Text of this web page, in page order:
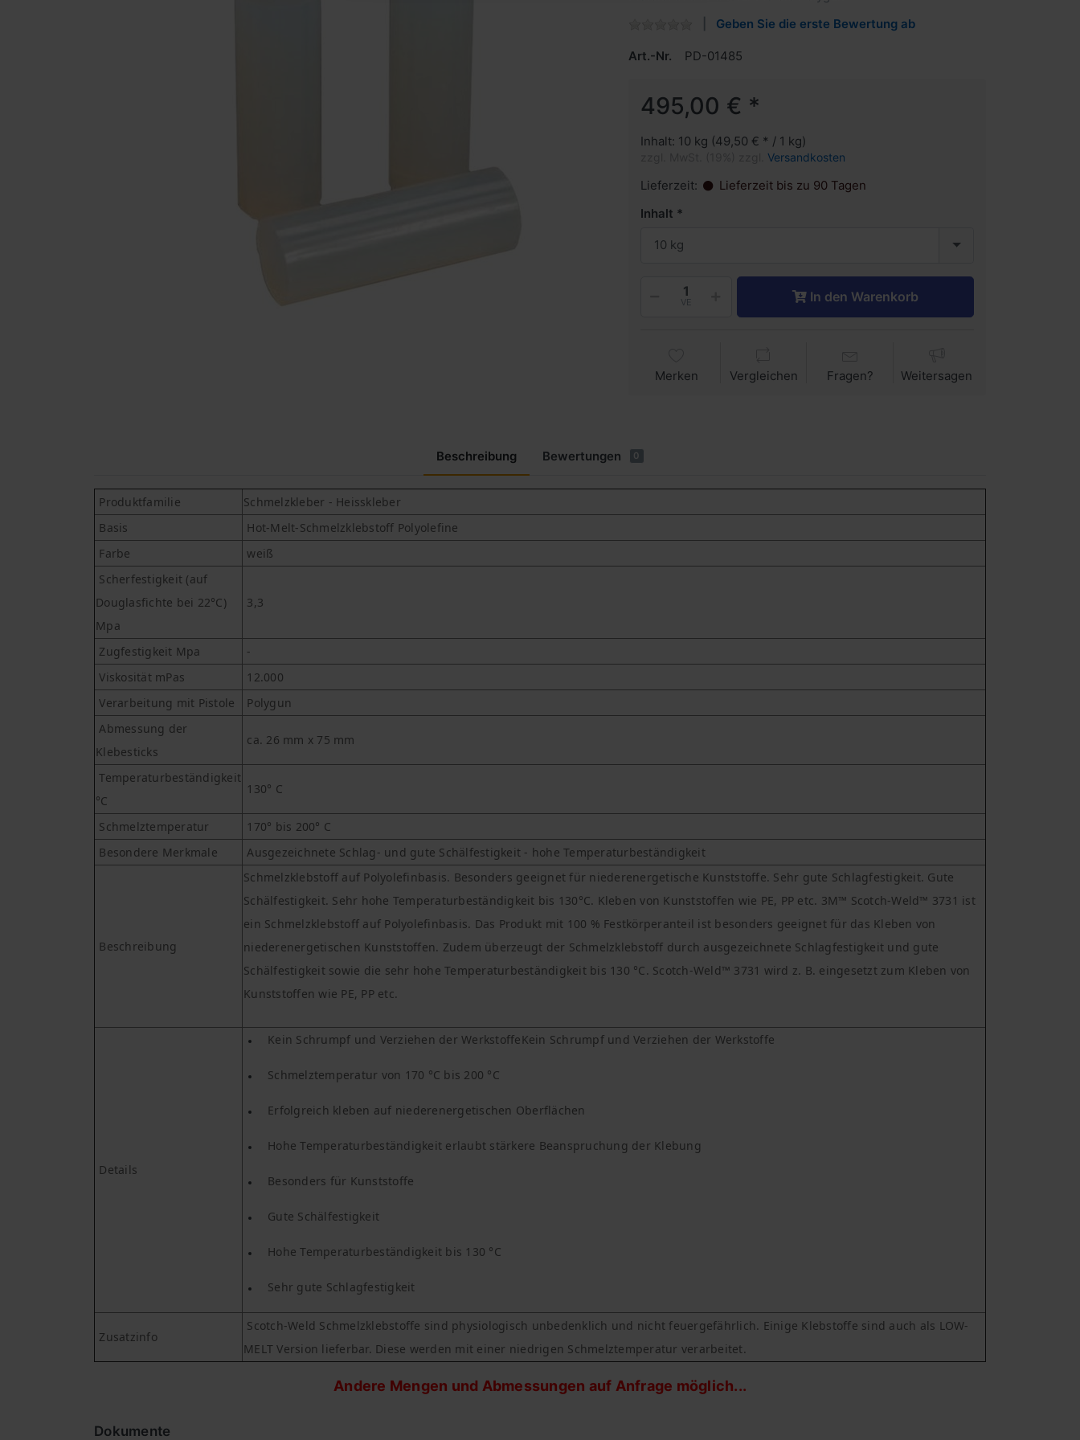
Geben Sie die erste Bewertung ab
Art.-Nr. PD-01485
495,00 € *
Inhalt: 10 kg (49,50 € * / 1 kg)
Versandkosten
Lieferzeit:
Lieferzeit bis zu 90 Tagen
Inhalt
10 kg
VE In den Warenkorb
Merken Vergleichen Fragen? Weitersagen
Beschreibung Bewertungen 0
Produktfamilie
Schmelzkleber - Heisskleber
Basis
Hot-Melt-Schmelzklebstoff Polyolefine
Farbe
weiß
Scherfestigkeit (auf
Douglasfichte bei 22°C)
Mpa
3,3
Zugfestigkeit Mpa
-
Viskosität mPas
12.000
Verarbeitung mit Pistole
Polygun
Abmessung der
Klebesticks
ca. 26 mm x 75 mm
Temperaturbeständigkeit
°C
130° C
Schmelztemperatur
170° bis 200° C
Besondere Merkmale
Ausgezeichnete Schlag- und gute Schälfestigkeit - hohe Temperaturbeständigkeit
Beschreibung
Schmelzklebstoff auf Polyolefinbasis. Besonders geeignet für niederenergetische Kunststoffe. Sehr gute Schlagfestigkeit. Gute
Schälfestigkeit. Sehr hohe Temperaturbeständigkeit bis 130°C. Kleben von Kunststoffen wie PE, PP etc. 3M™ Scotch-Weld™ 3731 ist
ein Schmelzklebstoff auf Polyolefinbasis. Das Produkt mit 100 % Festkörperanteil ist besonders geeignet für das Kleben von
niederenergetischen Kunststoffen. Zudem überzeugt der Schmelzklebstoff durch ausgezeichnete Schlagfestigkeit und gute
Schälfestigkeit sowie die sehr hohe Temperaturbeständigkeit bis 130 °C. Scotch-Weld™ 3731 wird z. B. eingesetzt zum Kleben von
Kunststoffen wie PE, PP etc.
Details
Kein Schrumpf und Verziehen der WerkstoffeKein Schrumpf und Verziehen der Werkstoffe
Schmelztemperatur von 170 °C bis 200 °C
Erfolgreich kleben auf niederenergetischen Oberflächen
Hohe Temperaturbeständigkeit erlaubt stärkere Beanspruchung der Klebung
Besonders für Kunststoffe
Gute Schälfestigkeit
Hohe Temperaturbeständigkeit bis 130 °C
Sehr gute Schlagfestigkeit
Zusatzinfo
Scotch-Weld Schmelzklebstoffe sind physiologisch unbedenklich und nicht feuergefährlich. Einige Klebstoffe sind auch als LOW-
MELT Version lieferbar. Diese werden mit einer niedrigen Schmelztemperatur verarbeitet.
Andere Mengen und Abmessungen auf Anfrage möglich...
Dokumente